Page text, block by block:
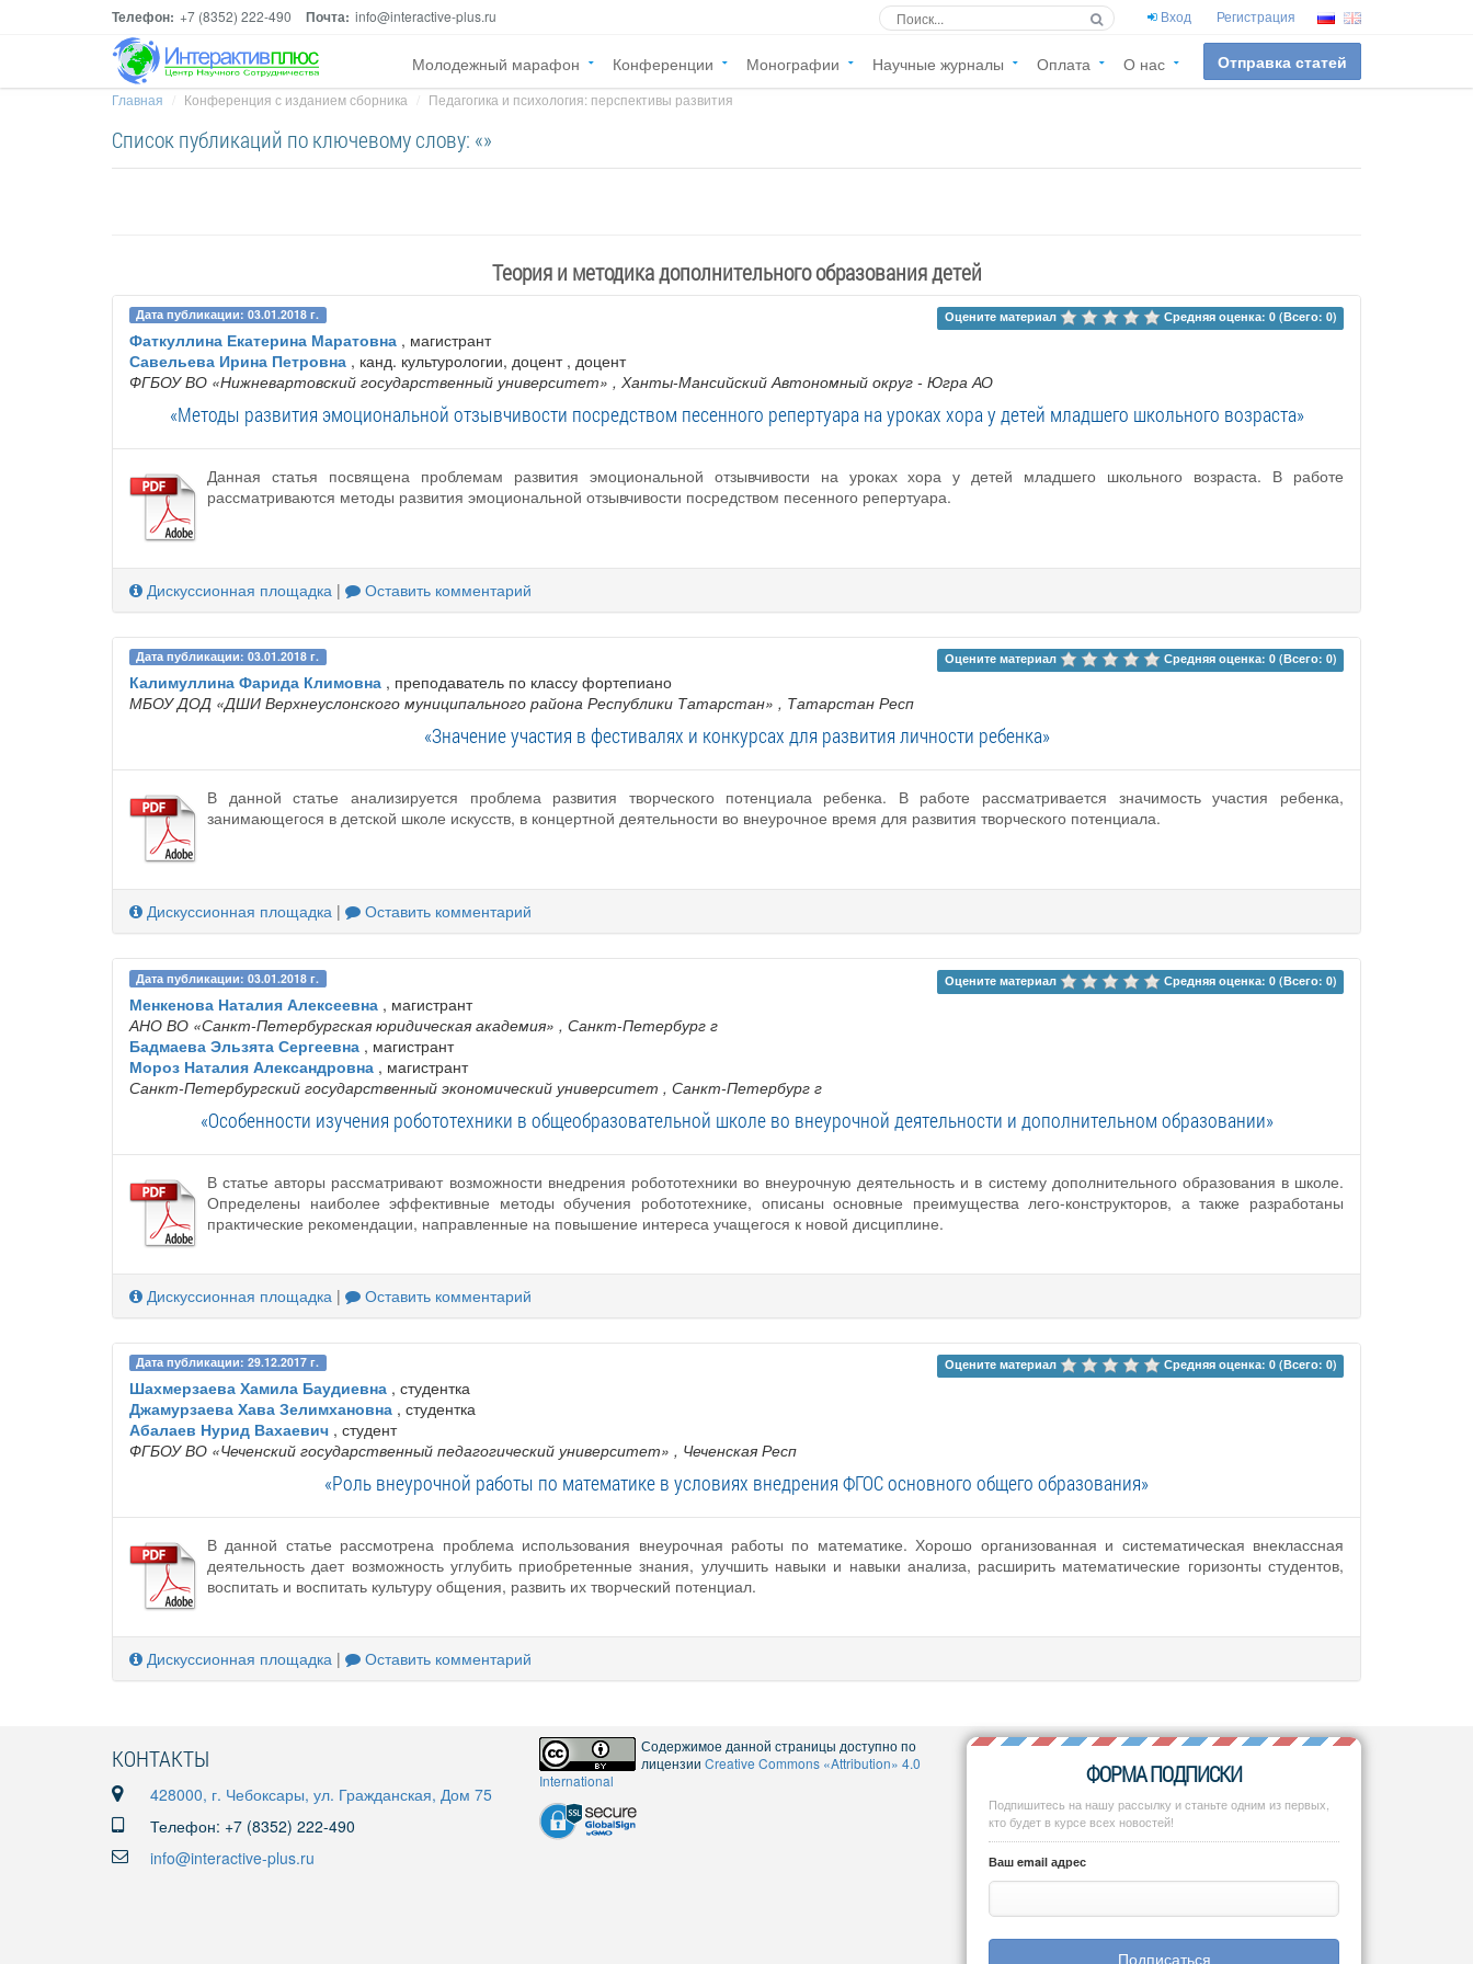
Телефон: +7 (8352) 222-490 Почта: info@interactive-plus.ru Вход Регистрация
Молодежный марафон Конференции Монографии Научные журналы Оплата О нас Отправка статей
Главная Конференция с изданием сборника Педагогика и психология: перспективы развития
Список публикаций по ключевому слову: «»
Теория и методика дополнительного образования детей
Дата публикации: 03.01.2018 г. Оцените материал Средняя оценка: 0 (Всего: 0)
Фаткуллина Екатерина Маратовна , магистрант
Савельева Ирина Петровна , канд. культурологии, доцент , доцент
ФГБОУ ВО «Нижневартовский государственный университет» , Ханты-Мансийский Автономный округ - Югра АО
«Методы развития эмоциональной отзывчивости посредством песенного репертуара на уроках хора у детей младшего школьного возраста»
Данная статья посвящена проблемам развития эмоциональной отзывчивости на уроках хора у детей младшего школьного возраста. В работе
рассматриваются методы развития эмоциональной отзывчивости посредством песенного репертуара.
Дискуссионная площадка | Оставить комментарий
Дата публикации: 03.01.2018 г. Оцените материал Средняя оценка: 0 (Всего: 0)
Калимуллина Фарида Климовна , преподаватель по классу фортепиано
МБОУ ДОД «ДШИ Верхнеуслонского муниципального района Республики Татарстан» , Татарстан Респ
«Значение участия в фестивалях и конкурсах для развития личности ребенка»
В данной статье анализируется проблема развития творческого потенциала ребенка. В работе рассматривается значимость участия ребенка,
занимающегося в детской школе искусств, в концертной деятельности во внеурочное время для развития творческого потенциала.
Дискуссионная площадка | Оставить комментарий
Дата публикации: 03.01.2018 г. Оцените материал Средняя оценка: 0 (Всего: 0)
Менкенова Наталия Алексеевна , магистрант
АНО ВО «Санкт-Петербургская юридическая академия» , Санкт-Петербург г
Бадмаева Эльзята Сергеевна , магистрант
Мороз Наталия Александровна , магистрант
Санкт-Петербургский государственный экономический университет , Санкт-Петербург г
«Особенности изучения робототехники в общеобразовательной школе во внеурочной деятельности и дополнительном образовании»
В статье авторы рассматривают возможности внедрения робототехники во внеурочную деятельность и в систему дополнительного образования в школе.
Определены наиболее эффективные методы обучения робототехнике, описаны основные преимущества лего-конструкторов, а также разработаны
практические рекомендации, направленные на повышение интереса учащегося к новой дисциплине.
Дискуссионная площадка | Оставить комментарий
Дата публикации: 29.12.2017 г. Оцените материал Средняя оценка: 0 (Всего: 0)
Шахмерзаева Хамила Баудиевна , студентка
Джамурзаева Хава Зелимхановна , студентка
Абалаев Нурид Вахаевич , студент
ФГБОУ ВО «Чеченский государственный педагогический университет» , Чеченская Респ
«Роль внеурочной работы по математике в условиях внедрения ФГОС основного общего образования»
В данной статье рассмотрена проблема использования внеурочная работы по математике. Хорошо организованная и систематическая внеклассная
деятельность дает возможность углубить приобретенные знания, улучшить навыки и навыки анализа, расширить математические горизонты студентов,
воспитать и воспитать культуру общения, развить их творческий потенциал.
Дискуссионная площадка | Оставить комментарий
КОНТАКТЫ
428000, г. Чебоксары, ул. Гражданская, Дом 75
Телефон: +7 (8352) 222-490
info@interactive-plus.ru
Содержимое данной страницы доступно по
лицензии Creative Commons «Attribution» 4.0
International
ФОРМА ПОДПИСКИ
Подпишитесь на нашу рассылку и станьте одним из первых,
кто будет в курсе всех новостей!
Ваш email адрес
Подписаться